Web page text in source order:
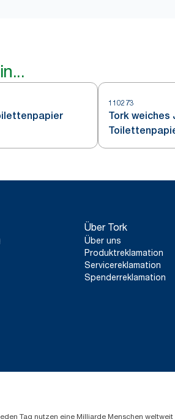
110273
Tork weiches
Über Tork
Über uns
Produktreklamation
Servicereklamation
Spenderreklamation
Tag nutzen eine Milliarde Menschen